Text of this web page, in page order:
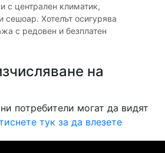
с централен климатик,
сешоар. Хотелът осигурява
с редовен и безплатен
на
потребители могат да видят
тук за да влезете